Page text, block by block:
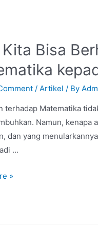
Kita Bisa
/ Artikel / By
terhadap Matematika
Namun, kenapa
dan yang
…
»